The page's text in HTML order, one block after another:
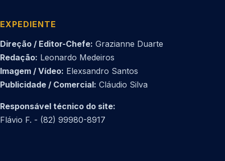
EXPEDIENTE
Direção / Editor-Chefe: Grazianne Duarte
Redação: Leonardo Medeiros
Imagem / Vídeo: Elexsandro Santos
Publicidade / Comercial: Cláudio Silva
Responsável técnico do site:
Flávio F. - (82) 99980-8917